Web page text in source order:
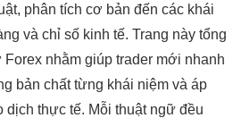
phân tích cơ bản đến các khái
và chỉ số kinh tế. Trang này tổng
nhằm giúp trader mới nhanh
bản chất từng khái niệm và áp
dịch thực tế. Mỗi thuật ngữ đều